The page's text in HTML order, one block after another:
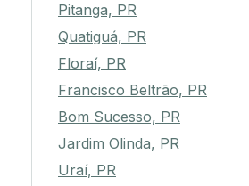
Pitanga, PR
Quatiguá, PR
Floraí, PR
Francisco Beltrão, PR
Bom Sucesso, PR
Jardim Olinda, PR
Uraí, PR